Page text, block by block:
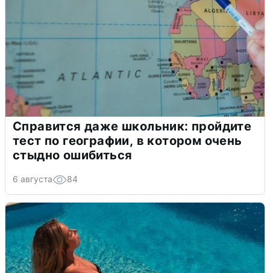
Справится даже школьник: пройдите
тест по географии, в котором очень
стыдно ошибиться
6 августа 84